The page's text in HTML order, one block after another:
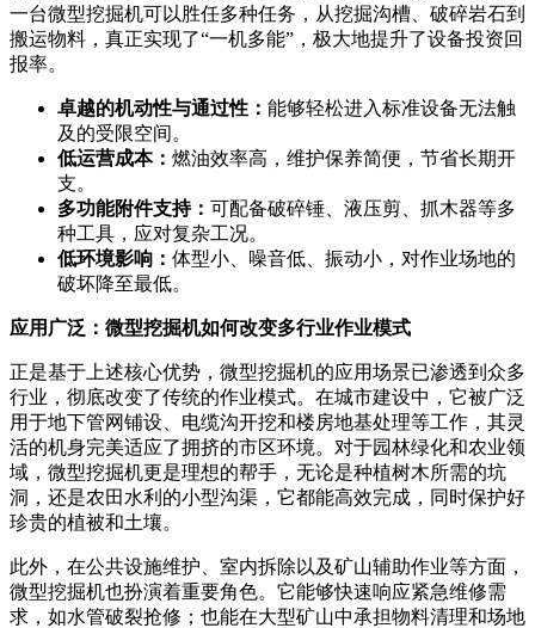
一台微型挖掘机可以胜任多种任务，从挖掘沟槽、破碎岩石到
搬运物料，真正实现了“一机多能”，极大地提升了设备投资回
报率。
卓越的机动性与通过性： 能够轻松进入标准设备无法触
及的受限空间。
低运营成本： 燃油效率高，维护保养简便，节省长期开
支。
多功能附件支持： 可配备破碎锤、液压剪、抓木器等多
种工具，应对复杂工况。
低环境影响： 体型小、噪音低、振动小，对作业场地的
破坏降至最低。
应用广泛：微型挖掘机如何改变多行业作业模式
正是基于上述核心优势，微型挖掘机的应用场景已渗透到众多
行业，彻底改变了传统的作业模式。在城市建设中，它被广泛
用于地下管网铺设、电缆沟开挖和楼房地基处理等工作，其灵
活的机身完美适应了拥挤的市区环境。对于园林绿化和农业领
域，微型挖掘机更是理想的帮手，无论是种植树木所需的坑
洞，还是农田水利的小型沟渠，它都能高效完成，同时保护好
珍贵的植被和土壤。
此外，在公共设施维护、室内拆除以及矿山辅助作业等方面，
微型挖掘机也扮演着重要角色。它能够快速响应紧急维修需
求，如水管破裂抢修；也能在大型矿山中承担物料清理和场地